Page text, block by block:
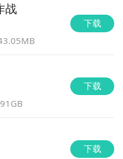
战
下载
下载
下载